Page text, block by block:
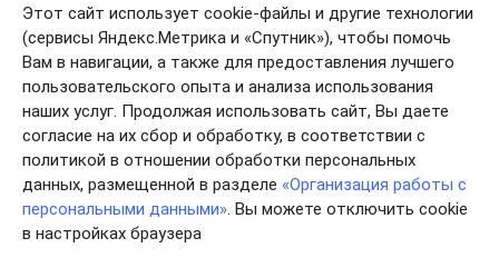
Этот сайт использует cookie-файлы и другие технологии
(сервисы Яндекс.Метрика и «Спутник»), чтобы помочь
Вам в навигации, а также для предоставления лучшего
пользовательского опыта и анализа использования
наших услуг. Продолжая использовать сайт, Вы даете
согласие на их сбор и обработку, в соответствии с
политикой в отношении обработки персональных
данных, размещенной в разделе «Организация работы с
персональными данными». Вы можете отключить cookie
в настройках браузера
недр местного
значения, а также
запасов
общераспространенных
полезных ископаемых и
запасов подземных
вод, которые
используются для
целей питьевого и
хозяйственно-бытового